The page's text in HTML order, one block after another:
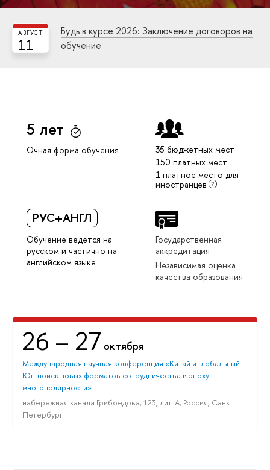
11
АВГУСТ
Будь в курсе 2026: Заключение договоров на
обучение
5 лет
Очная форма обучения
35 бюджетных мест
150 платных мест
1 платное место для
иностранцев
РУС+АНГЛ
Обучение ведется на
русском и частично на
английском языке
Государственная
аккредитация
Независимая оценка
качества образования
26 – 27 октября
Международная научная конференция «Китай и Глобальный
Юг: поиск новых форматов сотрудничества в эпоху
многополярности»
набережная канала Грибоедова, 123, лит. А, Россия, Санкт-
Петербург